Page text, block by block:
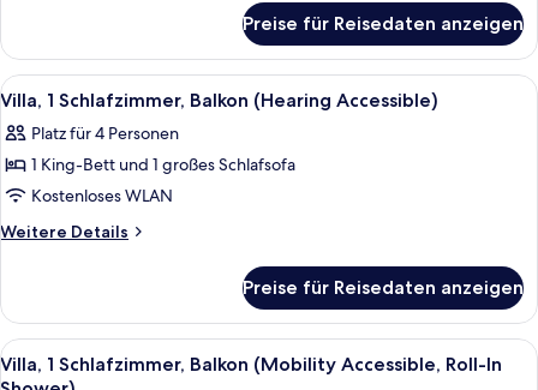
anzeigen
Bedroom
Smaller
Villa
Accessible)
Preise für Reisedaten anzeigen
Alle
Fotos
für
Villa,
1
Schlafzimmer,
Accessible)
anzeigen
Ein Hotelzimmer mit Essbereich,
9
Villa, 1 Schlafzimmer, Balkon (Hearing Accessible)
Platz für 4 Personen
1 King-Bett und 1 großes Schlafsofa
Kostenloses WLAN
Weitere Details
Weitere
1
Schlafzimmer,
Balkon
(Hearing
Preise für Reisedaten anzeigen
Alle
Fotos
Ein Wohnzimmer mit einer Couch,
7
Villa, 1 Schlafzimmer, Balkon (Mobility Accessible, Roll-In